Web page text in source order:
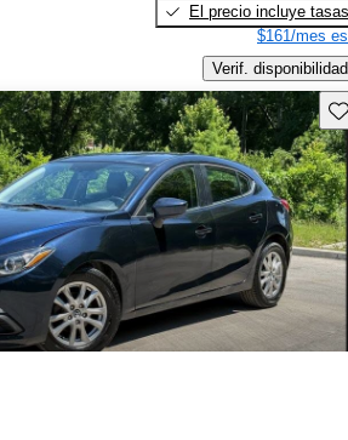
El precio incluye tasas
$161/mes
Verif. disponibilidad